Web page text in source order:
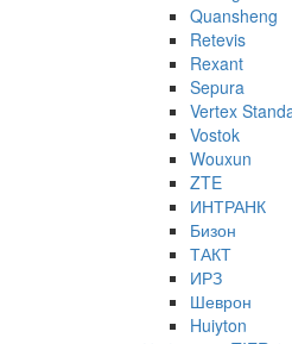
Quansheng
Retevis
Rexant
Sepura
Vertex
Vostok
Wouxun
ZTE
ИНТРАНК
Бизон
ТАКТ
ИРЗ
Шеврон
Huiyton